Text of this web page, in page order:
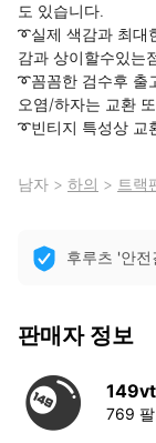
도 있습니다.
➰실제 색감과 최대
감과 상이할수있는
➰꼼꼼한 검수후 출
오염/하자는 교환
➰빈티지 특성상 교
남자 > 하의 > 트랙
후루츠 '안
판매자 정보
769 팔